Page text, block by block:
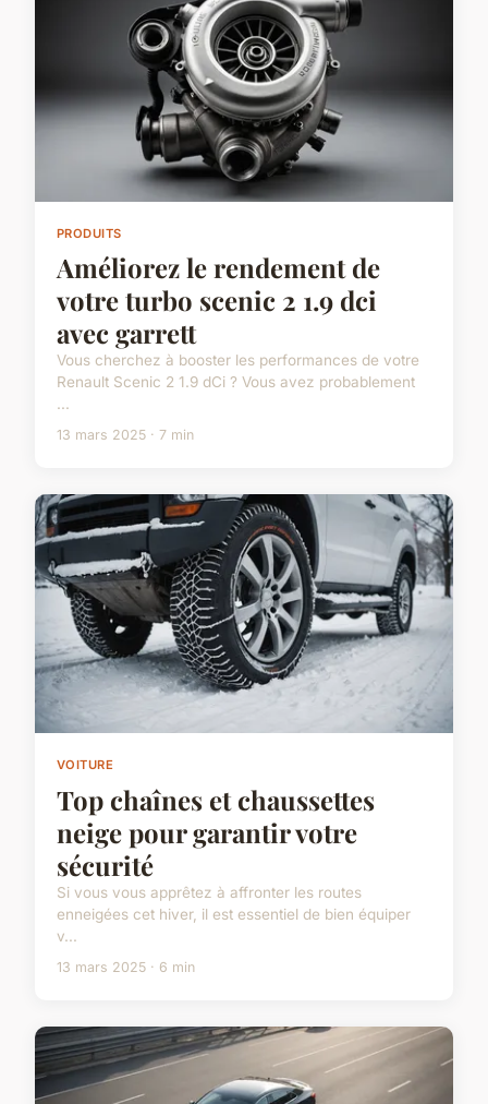
PRODUITS
Améliorez le rendement de
votre turbo scenic 2 1.9 dci
avec garrett
Vous cherchez à booster les performances de votre
Renault Scenic 2 1.9 dCi ? Vous avez probablement
...
13 mars 2025 · 7 min
VOITURE
Top chaînes et chaussettes
neige pour garantir votre
sécurité
Si vous vous apprêtez à affronter les routes
enneigées cet hiver, il est essentiel de bien équiper
v...
13 mars 2025 · 6 min